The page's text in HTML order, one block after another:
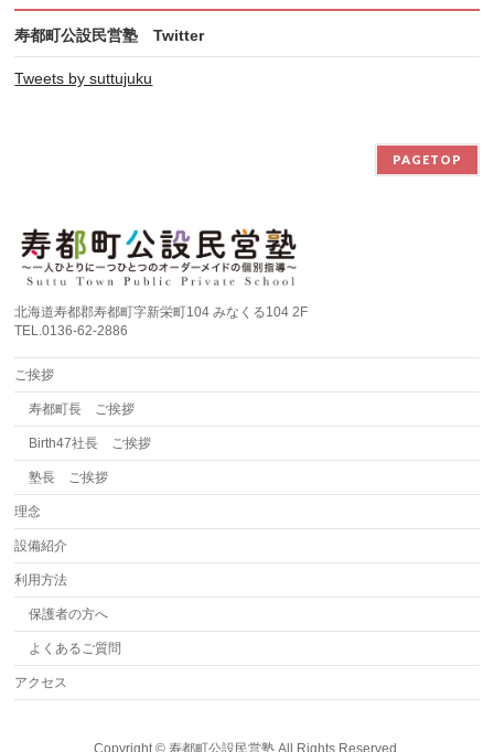
寿都町公設民営塾 Twitter
Tweets by suttujuku
PAGETOP
北海道寿都郡寿都町字新栄町104 みなくる104 2F
TEL.0136-62-2886
ご挨拶
寿都町長 ご挨拶
Birth47社長 ご挨拶
塾長 ご挨拶
理念
設備紹介
利用方法
保護者の方へ
よくあるご質問
アクセス
Copyright © 寿都町公設民営塾All Rights Reserved.